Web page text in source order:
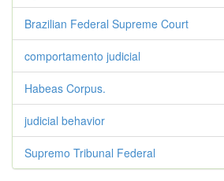
Brazilian Federal Supreme Court
comportamento judicial
Habeas Corpus.
judicial behavior
Supremo Tribunal Federal